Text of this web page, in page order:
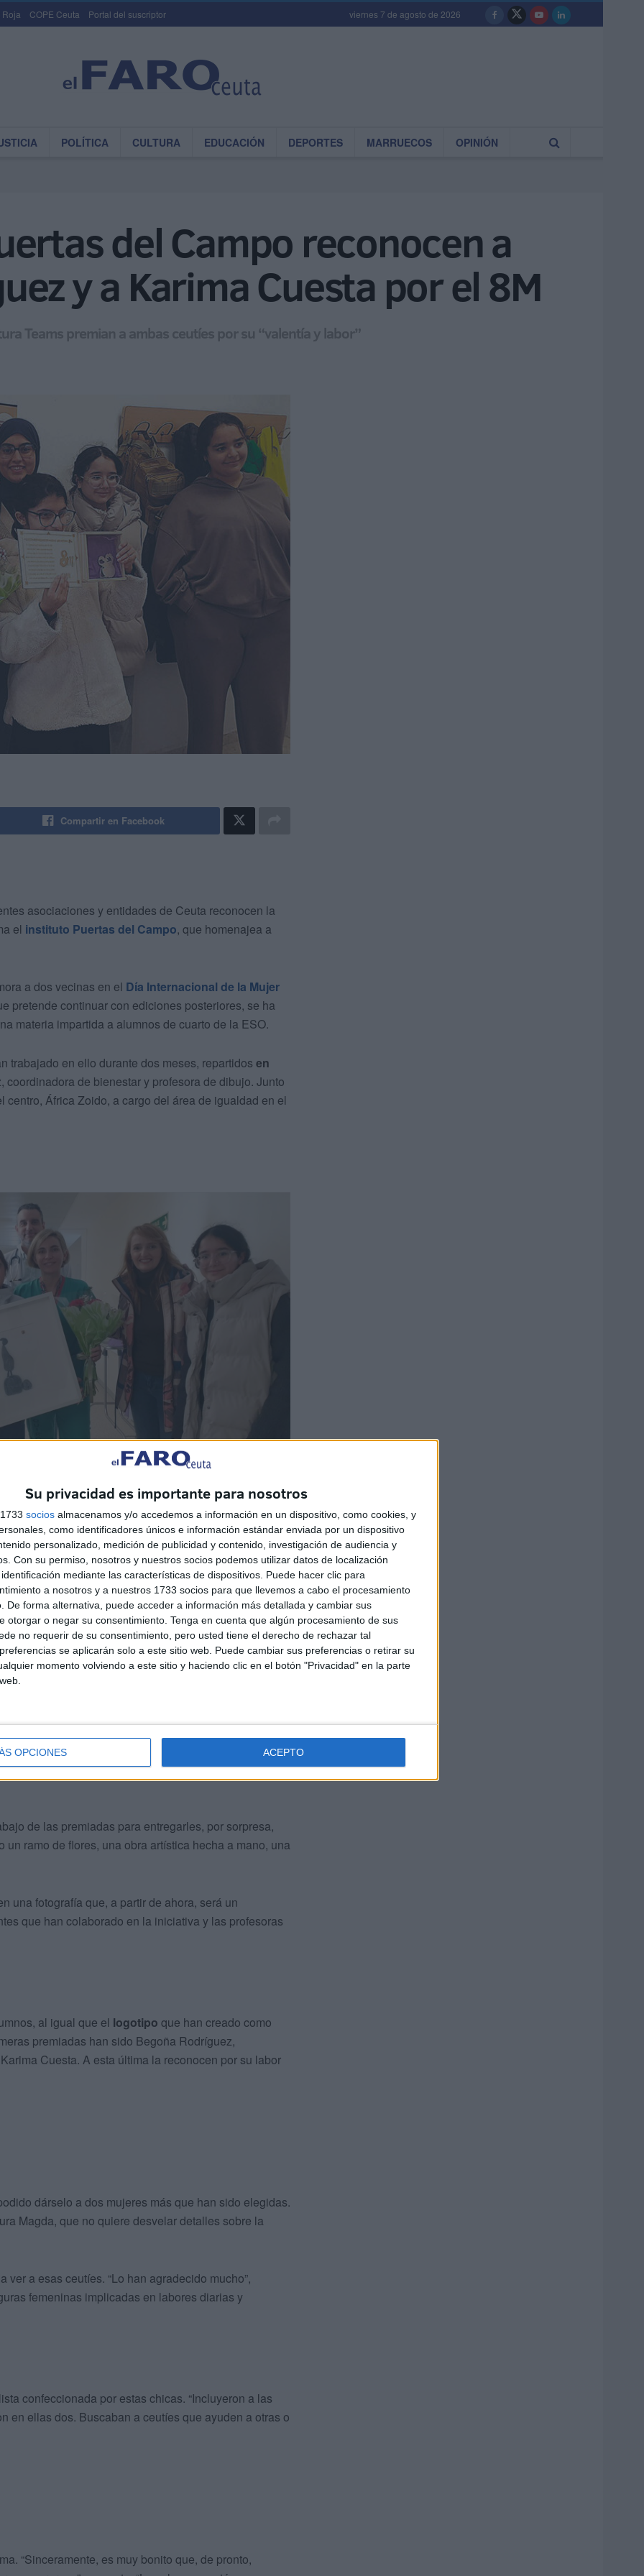
Su privacidad es importante para nosotros
socios almacenamos y/o accedemos a información en un dispositivo, como cookies, y
como identificadores únicos e información estándar enviada por un dispositivo
personalizado, medición de publicidad y contenido, investigación de audiencia y
Con su permiso, nosotros y nuestros socios podemos utilizar datos de localización
mediante las características de dispositivos. Puede hacer clic para
a nosotros y a nuestros 1733 socios para que llevemos a cabo el procesamiento
De forma alternativa, puede acceder a información más detallada y cambiar sus
otorgar o negar su consentimiento. Tenga en cuenta que algún procesamiento de sus
no requerir de su consentimiento, pero usted tiene el derecho de rechazar tal
se aplicarán solo a este sitio web. Puede cambiar sus preferencias o retirar su
momento volviendo a este sitio y haciendo clic en el botón "Privacidad" en la parte
OPCIONES ACEPTO
Roja COPE Ceuta Portal del suscriptor viernes 7 de agosto de 2026
POLÍTICA CULTURA EDUCACIÓN DEPORTES MARRUECOS OPINIÓN
del Campo reconocen a
y a Karima Cuesta por el 8M
Teams premian a ambas ceutíes por su “valentía y labor”
Compartir en Facebook
asociaciones y entidades de Ceuta reconocen la
el instituto Puertas del Campo, que homenajea a
a dos vecinas en el Día Internacional de la Mujer
pretende continuar con ediciones posteriores, se ha
materia impartida a alumnos de cuarto de la ESO.
trabajado en ello durante dos meses, repartidos en
coordinadora de bienestar y profesora de dibujo. Junto
África Zoido, a cargo del área de igualdad en el
entre las que están las de Aula Abierta, un
El objetivo de esta iniciativa es“agradecer
mujeres que inspiran 8M’, tratan de distinguir a
focos y de las altas esferas de la sociedad local.
de las premiadas para entregarles, por sorpresa,
ramo de flores, una obra artística hecha a mano, una
una fotografía que, a partir de ahora, será un
que han colaborado en la iniciativa y las profesoras
al igual que el logotipo que han creado como
premiadas han sido Begoña Rodríguez,
Cuesta. A esta última la reconocen por su labor
dárselo a dos mujeres más que han sido elegidas.
Magda, que no quiere desvelar detalles sobre la
ver a esas ceutíes. “Lo han agradecido mucho”,
femeninas implicadas en labores diarias y
confeccionada por estas chicas. “Incluyeron a las
en ellas dos. Buscaban a ceutíes que ayuden a otras o
“Sinceramente, es muy bonito que, de pronto,